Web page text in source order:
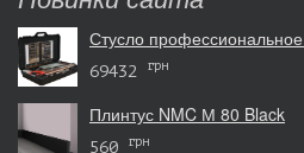
Стусло
69432 грн
Плинтус NMC М 80 Black
560 грн